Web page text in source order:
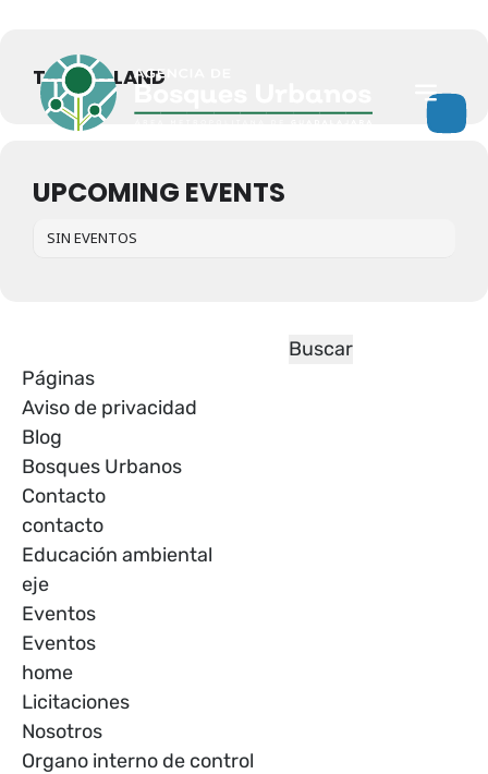
TALEND LAND
UPCOMING EVENTS
SIN EVENTOS
Páginas
Aviso de privacidad
Blog
Bosques Urbanos
Contacto
contacto
Educación ambiental
eje
Eventos
Eventos
home
Licitaciones
Nosotros
Organo interno de control